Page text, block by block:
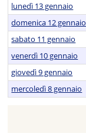
lunedì 13 gennaio
domenica 12 gennaio
sabato 11 gennaio
venerdì 10 gennaio
giovedì 9 gennaio
mercoledì 8 gennaio